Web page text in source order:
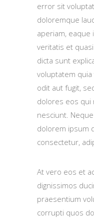
error sit
doloremque
aperiam, eaque
veritatis et
dicta sunt
voluptatem
odit aut fugit,
dolores eos qui
nesciunt.
dolorem ipsum
consectetur,
At vero eos et
dignissimos
praesentium
corrupti quos